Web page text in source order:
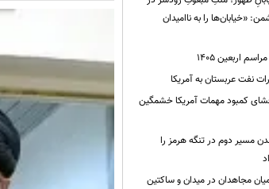
«خیابان‌ها را به ناامیدان
اربعین ۱۴۰۵
نفت عربستان به آمریکا
کمبود مهمات آمریکا خشمگین
مسیر دوم در تنگه هرمز را
مجاهدان در میدان و ساکتین